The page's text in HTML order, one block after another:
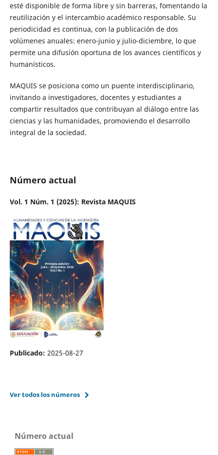
esté disponible de forma libre y sin barreras, fomentando la
reutilización y el intercambio académico responsable. Su
periodicidad es continua, con la publicación de dos
volúmenes anuales: enero-junio y julio-diciembre, lo que
permite una difusión oportuna de los avances científicos y
humanísticos.
MAQUIS se posiciona como un puente interdisciplinario,
invitando a investigadores, docentes y estudiantes a
compartir resultados que contribuyan al diálogo entre las
ciencias y las humanidades, promoviendo el desarrollo
integral de la sociedad.
Número actual
Vol. 1 Núm. 1 (2025): Revista MAQUIS
Publicado: 2025-08-27
Ver todos los números
Número actual